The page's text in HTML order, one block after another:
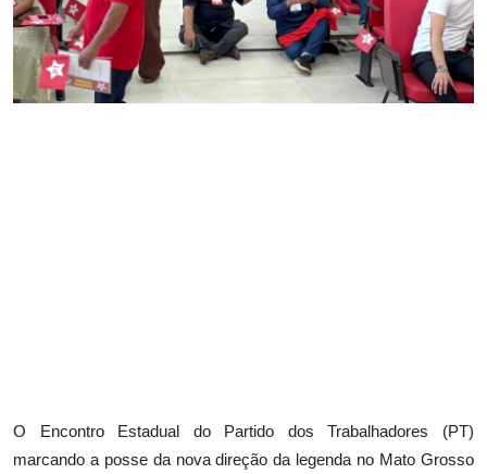
O Encontro Estadual do Partido dos Trabalhadores (PT)
marcando a posse da nova direção da legenda no Mato Grosso